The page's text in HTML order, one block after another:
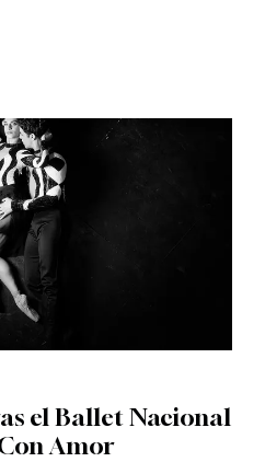
el Ballet Nacional
Amor